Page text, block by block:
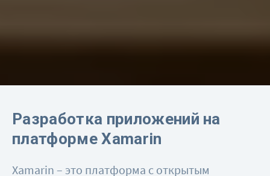
Разработка приложений на
платформе Xamarin
Xamarin – это платформа с открытым